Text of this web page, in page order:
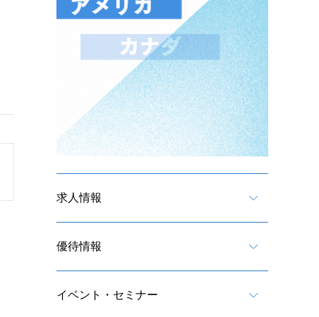
求人情報
優待情報
イベント・セミナー